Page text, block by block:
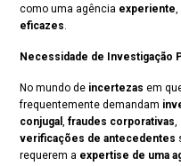
como uma agência experiente,
eficazes.
Necessidade de Investigação
No mundo de incertezas em
frequentemente demandam
conjugal , fraudes corporativas,
verificações de antecedentes
requerem a expertise de uma